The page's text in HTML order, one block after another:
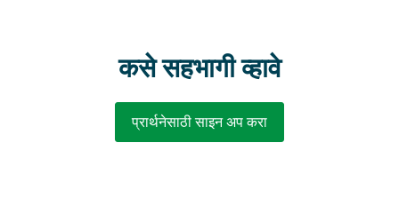
कसे सहभागी व्हावे
प्रार्थनेसाठी साइन अप करा